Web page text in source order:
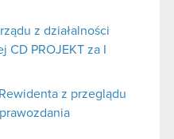
z działalności
CD PROJEKT za I
z przeglądu